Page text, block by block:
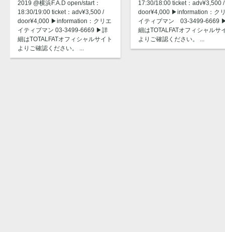
2019 @横浜F.A.D open/start：
18:30/19:00 ticket：adv¥3,500 /
door¥4,000 ▶︎information：クリエ
イティブマン 03-3499-6669 ▶︎詳
細はTOTALFATオフィシャルサイト
よりご確認ください。 ...
17:30/18:00 ticket：adv¥3,500 /
door¥4,000 ▶︎information：ク
イティブマン 03-3499-6669
細はTOTALFATオフィシャルサ
よりご確認ください。 ...